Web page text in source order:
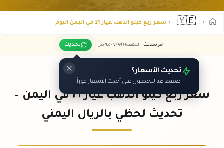
🇾🇪 سعر ربع كيلو الذهب عيار 21 في اليمن اليوم
آخر تحديث : الجمعة ٠٧ /٠٨/٢٠٢٦ - ٠٩:٠٥ ص تحديث
تحديث الأسعار؟
اضغط هنا للحصول على أحدث الأسعار فوراً
سعر ربع كيلو الذهب عيار ٢١ في اليمن –
تحديث لحظي بالريال اليمني